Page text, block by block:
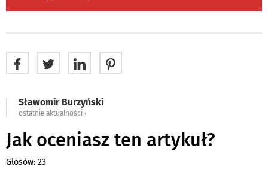
Sławomir Burzyński
ostatnie aktualności ‹
Jak oceniasz ten artykuł?
Głosów: 23